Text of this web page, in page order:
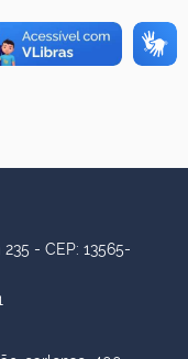
- CEP: 13565-